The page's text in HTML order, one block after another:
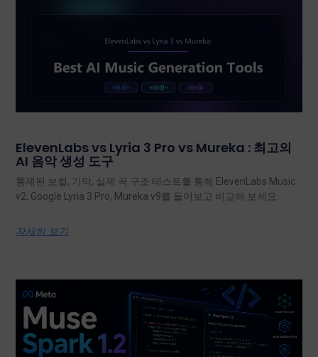
ElevenLabs vs Lyria 3 Pro vs Mureka : 최고의
AI 음악 생성 도구
통제된 보컬, 기악, 실제 곡 구조 테스트를 통해 ElevenLabs Music
v2, Google Lyria 3 Pro, Mureka v9를 들어보고 비교해 보세요.
자세히 보기